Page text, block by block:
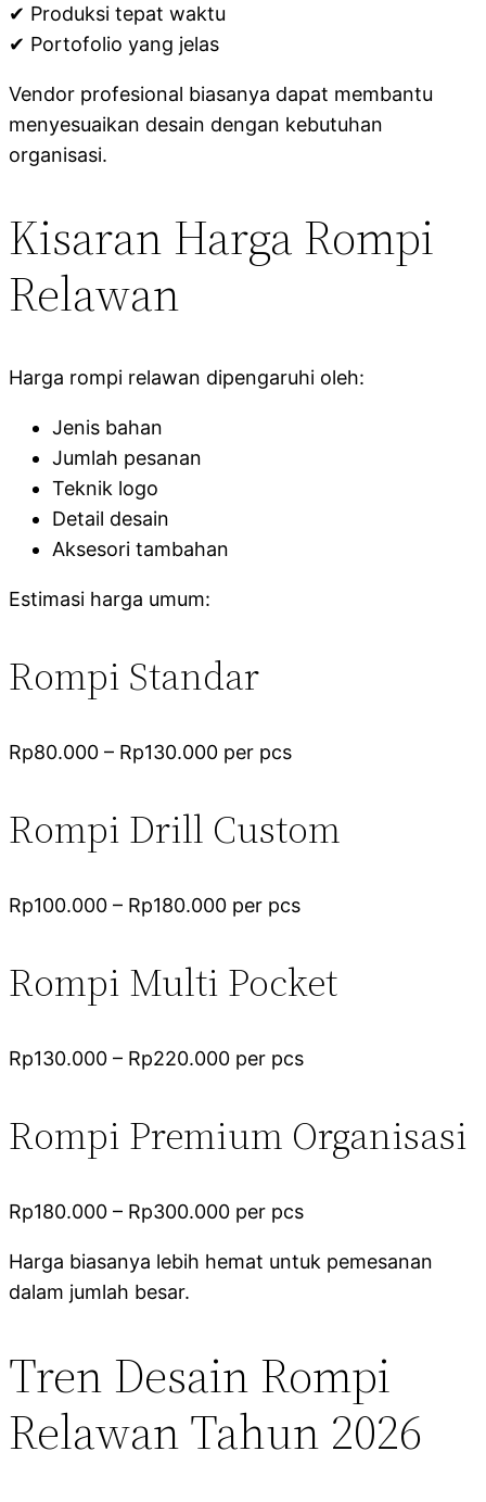
✔ Produksi tepat waktu
✔ Portofolio yang jelas
Vendor profesional biasanya dapat membantu
menyesuaikan desain dengan kebutuhan
organisasi.
Kisaran Harga Rompi
Relawan
Harga rompi relawan dipengaruhi oleh:
Jenis bahan
Jumlah pesanan
Teknik logo
Detail desain
Aksesori tambahan
Estimasi harga umum:
Rompi Standar
Rp80.000 – Rp130.000 per pcs
Rompi Drill Custom
Rp100.000 – Rp180.000 per pcs
Rompi Multi Pocket
Rp130.000 – Rp220.000 per pcs
Rompi Premium Organisasi
Rp180.000 – Rp300.000 per pcs
Harga biasanya lebih hemat untuk pemesanan
dalam jumlah besar.
Tren Desain Rompi
Relawan Tahun 2026